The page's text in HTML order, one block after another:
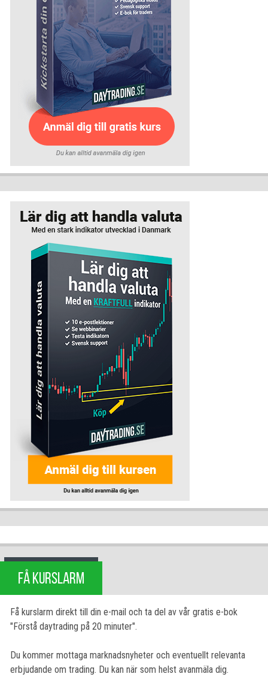
FÅ KURSLARM
Få kurslarm direkt till din e-mail och ta del av vår gratis e-bok
"Förstå daytrading på 20 minuter".
Du kommer mottaga marknadsnyheter och eventuellt relevanta
erbjudande om trading. Du kan när som helst avanmäla dig.